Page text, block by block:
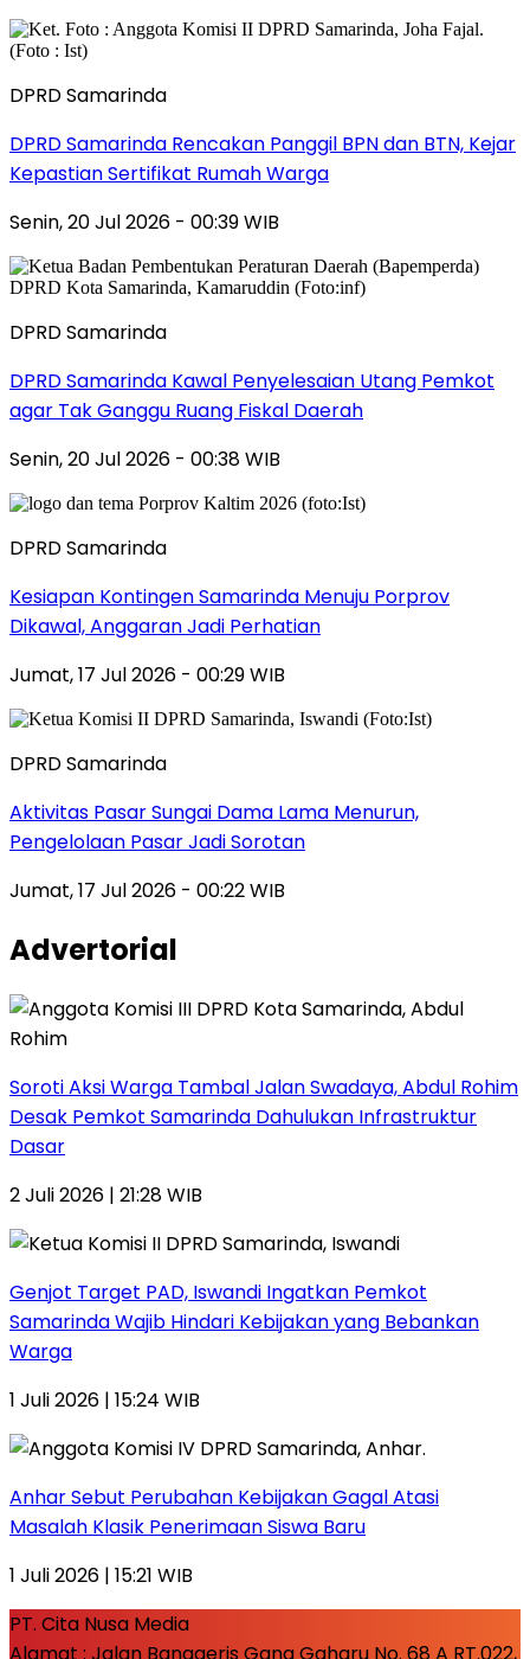
DPRD Samarinda
DPRD Samarinda Rencakan Panggil BPN dan BTN, Kejar
Kepastian Sertifikat Rumah Warga
Senin, 20 Jul 2026 - 00:39 WIB
DPRD Samarinda
DPRD Samarinda Kawal Penyelesaian Utang Pemkot
agar Tak Ganggu Ruang Fiskal Daerah
Senin, 20 Jul 2026 - 00:38 WIB
DPRD Samarinda
Kesiapan Kontingen Samarinda Menuju Porprov
Dikawal, Anggaran Jadi Perhatian
Jumat, 17 Jul 2026 - 00:29 WIB
DPRD Samarinda
Aktivitas Pasar Sungai Dama Lama Menurun,
Pengelolaan Pasar Jadi Sorotan
Jumat, 17 Jul 2026 - 00:22 WIB
Advertorial
Soroti Aksi Warga Tambal Jalan Swadaya, Abdul Rohim
Desak Pemkot Samarinda Dahulukan Infrastruktur
Dasar
2 Juli 2026 | 21:28 WIB
Genjot Target PAD, Iswandi Ingatkan Pemkot
Samarinda Wajib Hindari Kebijakan yang Bebankan
Warga
1 Juli 2026 | 15:24 WIB
Anhar Sebut Perubahan Kebijakan Gagal Atasi
Masalah Klasik Penerimaan Siswa Baru
1 Juli 2026 | 15:21 WIB
PT. Cita Nusa Media
Alamat : Jalan Banggeris Gang Gaharu No. 68 A RT.022,